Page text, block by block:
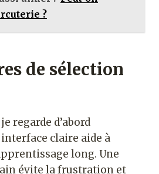
?
de sélection
regarde d’abord
claire aide à
long. Une
évite la frustration et